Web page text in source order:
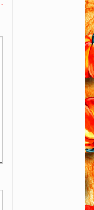
*